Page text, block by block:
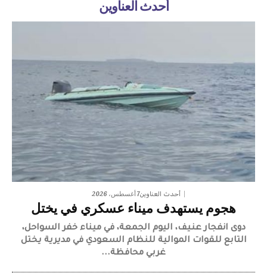
أحدث العناوين
أحدث العناوين7 أغسطس، 2026
هجوم يستهدف ميناء عسكري في يختل
دوى انفجار عنيف، اليوم الجمعة، في ميناء خفر السواحل،
التابع للقوات الموالية للنظام السعودي في مديرية يختل
غربي محافظة...